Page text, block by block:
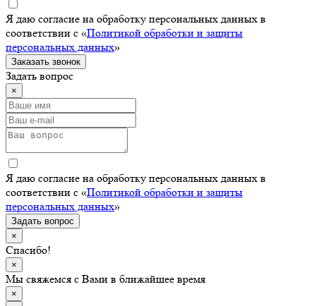
Я даю согласие на обработку персональных данных в
соответствии с «Политикой обработки и защиты
персональных данных»
Заказать звонок
Задать вопрос
×
Я даю согласие на обработку персональных данных в
соответствии с «Политикой обработки и защиты
персональных данных»
Задать вопрос
×
Спасибо!
×
Мы свяжемся с Вами в ближайшее время
×